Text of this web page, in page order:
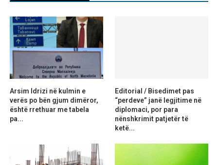
Arsim Idrizi në kulmin e
verës po bën gjum dimëror,
është rrethuar me tabela
pa...
Editorial / Bisedimet pas
“perdeve” janë legjitime në
diplomaci, por para
nënshkrimit patjetër të
ketë...